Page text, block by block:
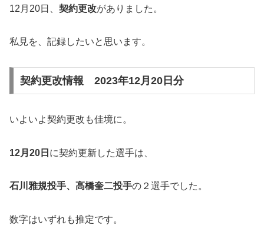
12月20日、 契約更改がありました。
私見を、記録したいと思います。
契約更改情報 2023年12月20日分
いよいよ契約更改も佳境に。
12月20日 に契約更新した選手は、
石川雅規投手、高橋奎二投手の２選手でした。
数字はいずれも推定です。